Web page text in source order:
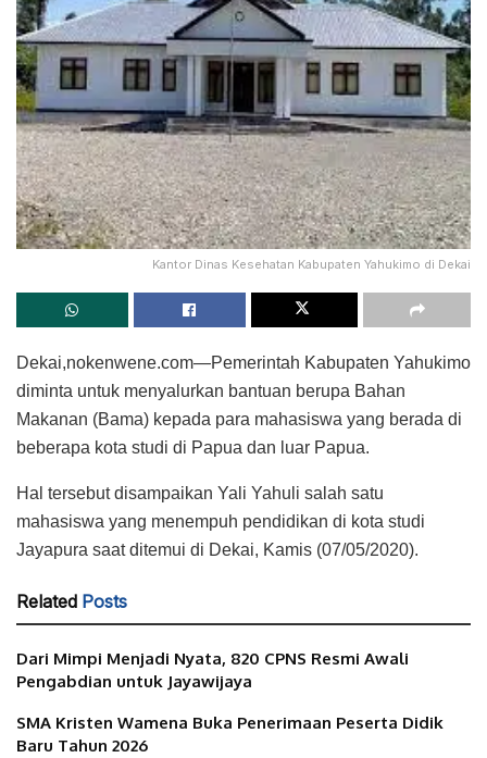
Kantor Dinas Kesehatan Kabupaten Yahukimo di Dekai
Dekai,nokenwene.com—Pemerintah Kabupaten Yahukimo
diminta untuk menyalurkan bantuan berupa Bahan
Makanan (Bama) kepada para mahasiswa yang berada di
beberapa kota studi di Papua dan luar Papua.
Hal tersebut disampaikan Yali Yahuli salah satu
mahasiswa yang menempuh pendidikan di kota studi
Jayapura saat ditemui di Dekai, Kamis (07/05/2020).
Related Posts
Dari Mimpi Menjadi Nyata, 820 CPNS Resmi Awali
Pengabdian untuk Jayawijaya
SMA Kristen Wamena Buka Penerimaan Peserta Didik
Baru Tahun 2026